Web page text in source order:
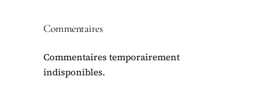
Commentaires
Commentaires temporairement
indisponibles.